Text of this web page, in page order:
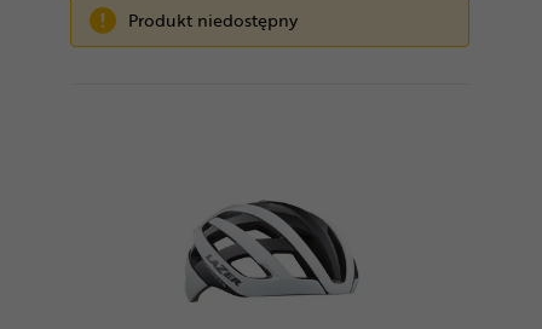
Produkt niedostępny